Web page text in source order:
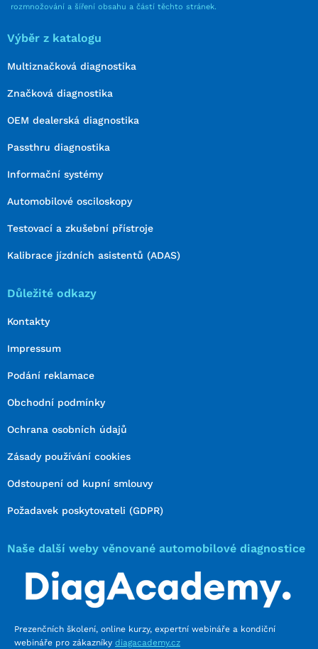
rozmnožování a šíření obsahu a částí těchto stránek.
Výběr z katalogu
Multiznačková diagnostika
Značková diagnostika
OEM dealerská diagnostika
Passthru diagnostika
Informační systémy
Automobilové osciloskopy
Testovací a zkušební přístroje
Kalibrace jízdních asistentů (ADAS)
Důležité odkazy
Kontakty
Impressum
Podání reklamace
Obchodní podmínky
Ochrana osobních údajů
Zásady používání cookies
Odstoupení od kupní smlouvy
Požadavek poskytovateli (GDPR)
Naše další weby věnované automobilové diagnostice
Prezenčních školení, online kurzy, expertní webináře a kondiční
webináře pro zákazníky diagacademy.cz